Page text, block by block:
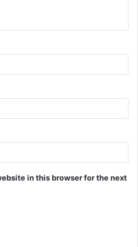
in this browser for the next